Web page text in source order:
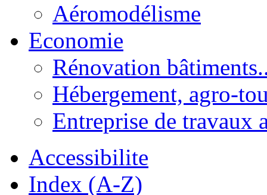
Aéromodélisme
Economie
Rénovation
Hébergement, agro-
Entreprise de travaux
Accessibilite
Index (A-Z)